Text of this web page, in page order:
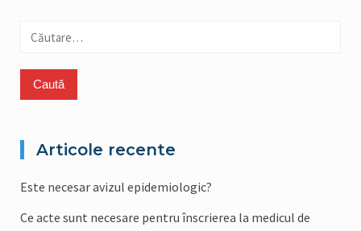
YYYY
Caută
Articole recente
Este necesar avizul epidemiologic?
Ce acte sunt necesare pentru înscrierea la medicul de